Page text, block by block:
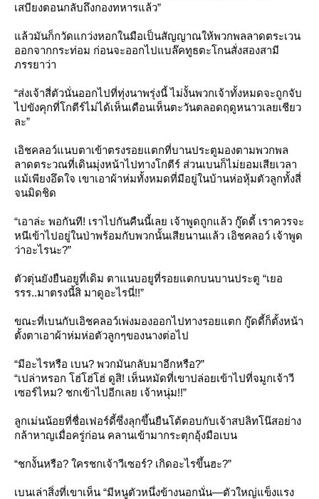
เสบียงตอนกลับถึงกองทหารแล้ว”
ล้วมันก็กวัดแกว่งหอกในมือเป็นสัญญาณให้พวกพลลาดตระเวน
ออกจากกระท่อม ก่อนจะออกไปแบล๊คทูธตะโกนสั่งสองสามี
ภรรยาว่า
“ส่งเจ้าสี่ตัวนั่นออกไปที่ทุ่งนาพรุ่งนี้ ไม่งั้นพวกเจ้าทั้งหมดจะถูกจับ
ไปขังคุกที่โกตีร์ไม่ได้เห็นเดือนเห็นตะวันตลอดฤดูหนาวเลยเชียว
ละ”
เอิชคลอว์แนบตาเข้าตรงรอยแตกที่บานประตูมองตามพวกพล
ลาดตระวณที่เดินมุ่งหน้าไปทางโกตีร์ ส่วนเบนก็ไม่ยอมเสียเวลา
ม้เพียงอึดใจ เขาเอาผ้าห่มทั้งหมดที่มีอยู่ในบ้านห่อหุ้มตัวลูกทั้งสี่
จนมิดชิด
“เอาล่ะ พอกันที! เราไปกันคืนนี้เลย เจ้าพูดถูกแล้ว กู๊ดดี้ เราควรจะ
หนีเข้าไปอยู่ในป่าพร้อมกับพวกนั้นเสียนานแล้ว เอิชคลอว์ เจ้าพูด
ว่าอะไรนะ?”
ตัวตุ่นยังยืนอยูที่เดิม ตาแนบอยูที่รอยแตกบนบานประตู “เยอ
รรร..มาตรงนี้สิ มาดูอะไรนี่!!”
ขณะที่เบนกับเอิชคลอว์เพ่งมองออกไปทางรอยแตก กู๊ดดี้ก็ตั้งหน้า
ตั้งตาเอาผ้าห่มห่อตัวลูกๆของนางต่อไป
“มีอะไรหรือ เบน? พวกมันกลับมาอีกหรือ?”
“เปล่าหรอก โฮ่โฮ่โฮ่ ดูสิ! เห็นหมัดที่เขาปล่อยเข้าไปที่จมูกเจ้าวี
เซอร์ไหม? ชกเข้าไปอีกเลย เจ้าหนุ่ม!!”
ลูกเม่นน้อยที่ชื่อเฟอร์ดี้ซึ่งลุกขึ้นยืนโต้ตอบกับเจ้าสปลิทโน๊สอย่าง
กล้าหาญเมื่อครู่ก่อน คลานเข้ามากระตุกอุ้งมือเบน
“ชกงั้นหรือ? ใครชกเจ้าวีเซอร์? เกิดอะไรขึ้นฮะ?”
เบนเล่าสิ่งที่เขาเห็น “มีหนูตัวหนึ่งข้างนอกนั่น—ตัวใหญ่แข็งแรง